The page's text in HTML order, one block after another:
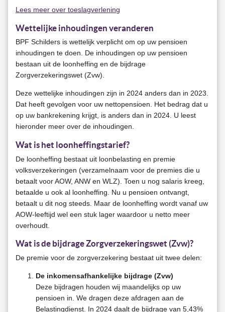
Lees meer over toeslagverlening
Wettelijke inhoudingen veranderen
BPF Schilders is wettelijk verplicht om op uw pensioen
inhoudingen te doen. De inhoudingen op uw pensioen
bestaan uit de loonheffing en de bijdrage
Zorgverzekeringswet (Zvw).
Deze wettelijke inhoudingen zijn in 2024 anders dan in 2023.
Dat heeft gevolgen voor uw nettopensioen. Het bedrag dat u
op uw bankrekening krijgt, is anders dan in 2024. U leest
hieronder meer over de inhoudingen.
Wat is het loonheffingstarief?
De loonheffing bestaat uit loonbelasting en premie
volksverzekeringen (verzamelnaam voor de premies die u
betaalt voor AOW, ANW en WLZ). Toen u nog salaris kreeg,
betaalde u ook al loonheffing. Nu u pensioen ontvangt,
betaalt u dit nog steeds. Maar de loonheffing wordt vanaf uw
AOW-leeftijd wel een stuk lager waardoor u netto meer
overhoudt.
Wat is de bijdrage Zorgverzekeringswet (Zvw)?
De premie voor de zorgverzekering bestaat uit twee delen:
De inkomensafhankelijke bijdrage (Zvw)
Deze bijdragen houden wij maandelijks op uw
pensioen in. We dragen deze afdragen aan de
Belastingdienst. In 2024 daalt de bijdrage van 5,43%